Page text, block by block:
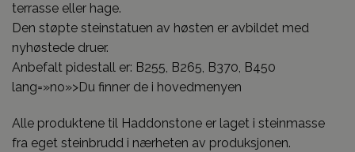
terrasse eller hage.
Den støpte steinstatuen av høsten er avbildet med
nyhøstede druer.
Anbefalt pidestall er: B255, B265, B370, B450
lang=»no»>Du finner de i hovedmenyen
Alle produktene til Haddonstone er laget i steinmasse
fra eget steinbrudd i nærheten av produksjonen.